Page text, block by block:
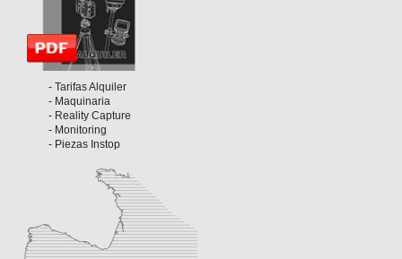
- Tarifas Alquiler
- Maquinaria
- Reality Capture
- Monitoring
- Piezas Instop